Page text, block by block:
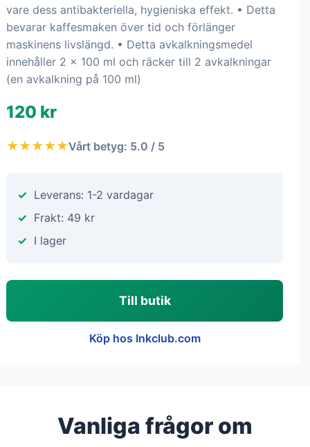
vare dess antibakteriella, hygieniska effekt. • Detta
bevarar kaffesmaken över tid och förlänger
maskinens livslängd. • Detta avkalkningsmedel
innehåller 2 x 100 ml och räcker till 2 avkalkningar
(en avkalkning på 100 ml)
120 kr
★★★★★Vårt betyg: 5.0 / 5
Leverans: 1-2 vardagar
Frakt: 49 kr
I lager
Till butik
Köp hos Inkclub.com
Vanliga frågor om